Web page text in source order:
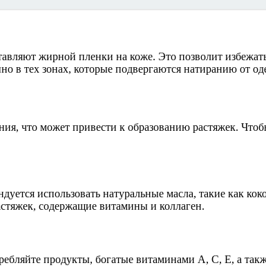
жирной пленки на коже. Это позволит
в тех зонах, которые подвергаются натиранию от
что может привести к образованию растяжек.
использовать натуральные масла, такие как
содержащие витамины и коллаген.
продукты, богатые витаминами A, C, E, а